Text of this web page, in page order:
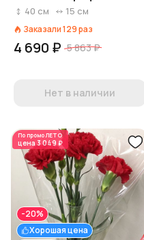
Диантус, Голландия
40 см 15 см
Заказали129раз
4 690 ₽ 5 863 ₽
Нет в наличии
По промоЛЕТО
цена 3 049 ₽
Хорошая цена
-20%